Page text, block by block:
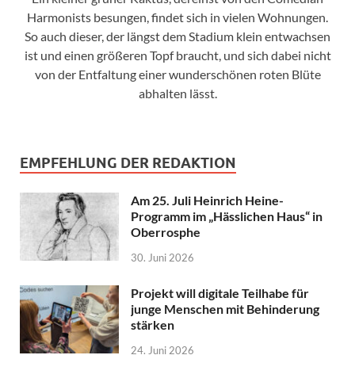
Harmonists besungen, findet sich in vielen Wohnungen.
So auch dieser, der längst dem Stadium klein entwachsen
ist und einen größeren Topf braucht, und sich dabei nicht
von der Entfaltung einer wunderschönen roten Blüte
abhalten lässt.
EMPFEHLUNG DER REDAKTION
Am 25. Juli Heinrich Heine-
Programm im „Hässlichen Haus“ in
Oberrosphe
30. Juni 2026
Projekt will digitale Teilhabe für
junge Menschen mit Behinderung
stärken
24. Juni 2026